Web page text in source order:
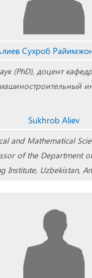
Сухроб
(PhD), доцент
Sukhrob Aliev
and Mathematical
of the Department
Institute, Uzbekistan,